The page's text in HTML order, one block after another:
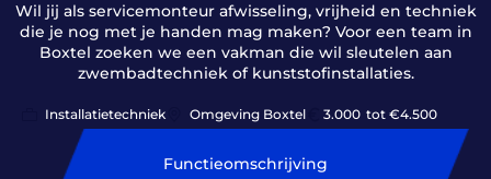
Wil jij als servicemonteur afwisseling, vrijheid en techniek
die je nog met je handen mag maken? Voor een team in
Boxtel zoeken we een vakman die wil sleutelen aan
zwembadtechniek of kunststofinstallaties.
Installatietechniek Omgeving Boxtel 3.000 tot €4.500
Functieomschrijving